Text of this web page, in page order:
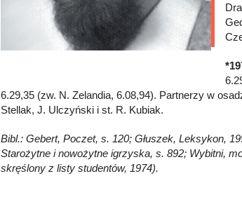
6.29,35 (zw. N. Zelandia, 6.08,94). Partnerzy w
Stellak, J. Ulczyński i st. R. Kubiak.
Bibl.: Gebert, Poczet, s. 120; Głuszek, Leksykon,
Starożytne i nowożytne igrzyska, s. 892; Wybitni,
skręślony z listy studentów, 1974).